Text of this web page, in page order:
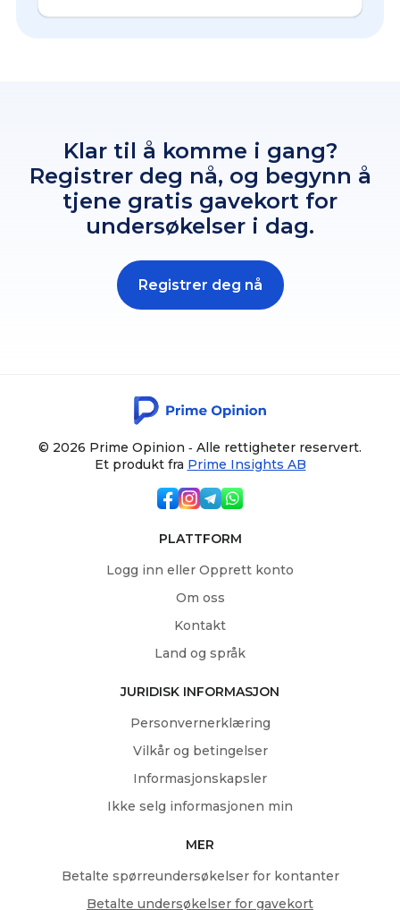
Klar til å komme i gang?
Registrer deg nå, og begynn å
tjene gratis gavekort for
undersøkelser i dag.
Registrer deg nå
© 2026 Prime Opinion ‐ Alle rettigheter reservert.
Et produkt fra Prime Insights AB
PLATTFORM
Logg inn eller Opprett konto
Om oss
Kontakt
Land og språk
JURIDISK INFORMASJON
Personvernerklæring
Vilkår og betingelser
Informasjonskapsler
Ikke selg informasjonen min
MER
Betalte spørreundersøkelser for kontanter
Betalte undersøkelser for gavekort